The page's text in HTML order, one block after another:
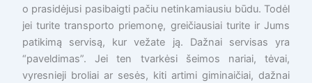
o prasidėjusi pasibaigti pačiu netinkamiausiu būdu. Todėl
jei turite transporto priemonę, greičiausiai turite ir Jums
patikimą servisą, kur vežate ją. Dažnai servisas yra
“paveldimas”. Jei ten tvarkėsi šeimos nariai, tėvai,
vyresnieji broliai ar sesės, kiti artimi giminaičiai, dažnai